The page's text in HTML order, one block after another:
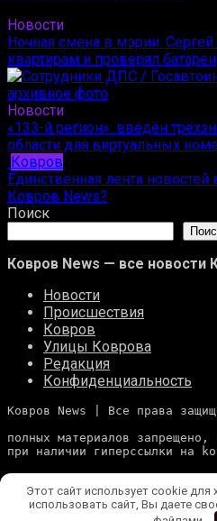
Новости
Ночная смена в мэрии:
квартирам и проверял батареи
Новости
«133-й регион»: введён
области для виртуальных
Ковров
Единственная лента
Ковров News?
Поиск
Ковров News — все новости
Новости
Происшествия
Ковров
Улицы Коврова
Редакция
Конфиденциальность
Ковров News | Все права
полных материалов запрещено,
при наличии гиперссылки на
Этот сайт использует cookie
использовать сайт, Вы даете